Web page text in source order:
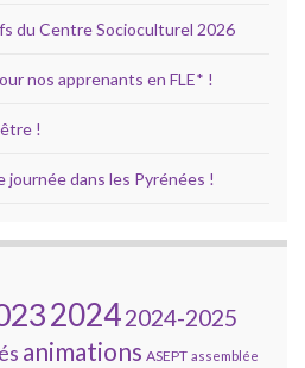
du Centre Socioculturel 2026
nos apprenants en FLE* !
!
journée dans les Pyrénées !
20242024-2025
animations ASEPT assemblée